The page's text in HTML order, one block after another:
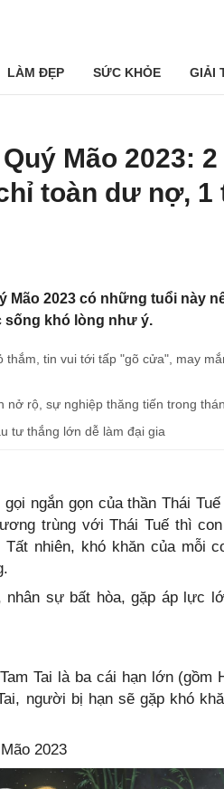
LÀM ĐẸP SỨC KHỎE GIẢI
Mão 2023:
toàn dư nợ, 1
Mão 2023 có những tuổi này
sống khó lòng như ý.
tin vui tới tấp "gõ cửa", may
rộ, sự nghiệp thăng tiến trong
tư thắng lớn dễ làm đại gia
ngắn gọn của thần Thái
trùng với Thái Tuế thì
nhiên, khó khăn của mỗi
nhân sự bất hòa, gặp áp lực
Tai là ba cái hạn lớn (gồm
người bị hạn sẽ gặp khó
2023